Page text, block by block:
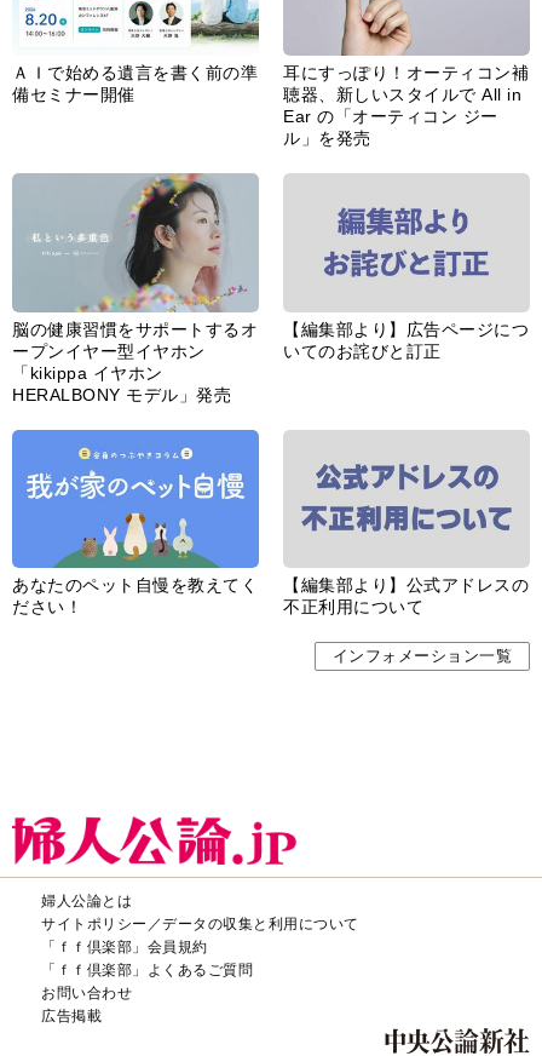
ＡＩで始める遺言を書く前の準
備セミナー開催
耳にすっぽり！オーティコン補
聴器、新しいスタイルで All in
Ear の「オーティコン ジー
ル」を発売
脳の健康習慣をサポートするオ
ープンイヤー型イヤホン
「kikippa イヤホン
HERALBONY モデル」発売
【編集部より】広告ページにつ
いてのお詫びと訂正
あなたのペット自慢を教えてく
ださい！
【編集部より】公式アドレスの
不正利用について
インフォメーション一覧
婦人公論とは
サイトポリシー／データの収集と利用について
「ｆｆ倶楽部」会員規約
「ｆｆ倶楽部」よくあるご質問
お問い合わせ
広告掲載